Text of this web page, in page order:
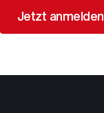
Jetzt anmelden